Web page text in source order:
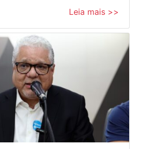
Leia mais >>